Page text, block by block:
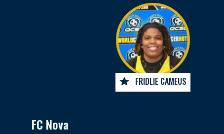
FRIDLIE CAMEUS
FC Nova